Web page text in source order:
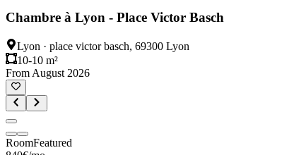
Chambre à Lyon - Place Victor Basch
Lyon · place victor basch, 69300 Lyon
10-10 m²
From August 2026
RoomFeatured